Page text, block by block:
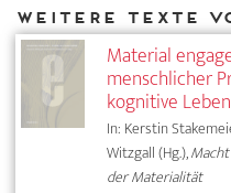
Material
menschlicher
kognitive
In: Kerstin
Witzgall (Hg.),
der Materialität